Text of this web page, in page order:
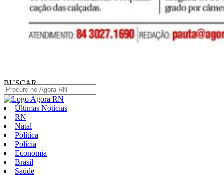
BUSCAR
Últimas Notícias
RN
Natal
Política
Polícia
Economia
Brasil
Saúde